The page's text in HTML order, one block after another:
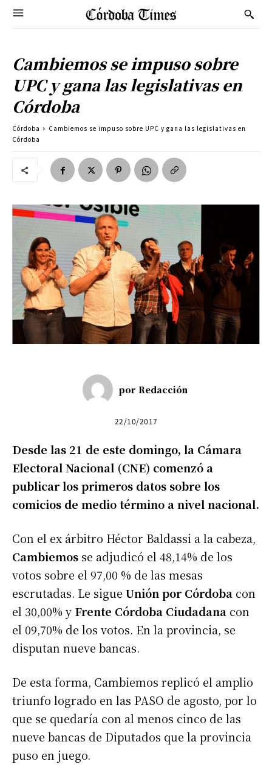
Cambiemos se impuso sobre
UPC y gana las legislativas en
Córdoba
Córdoba
Cambiemos se impuso sobre UPC y gana las legislativas en
Córdoba
por Redacción
22/10/2017
Desde las 21 de este domingo, la Cámara
Electoral Nacional (CNE) comenzó a
publicar los primeros datos sobre los
comicios de medio término a nivel nacional.
Con el ex árbitro Héctor Baldassi a la cabeza,
Cambiemos se adjudicó el 48,14% de los
votos sobre el 97,00 % de las mesas
escrutadas. Le sigue Unión por Córdoba con
el 30,00% y Frente Córdoba Ciudadana con
el 09,70% de los votos. En la provincia, se
disputan nueve bancas.
De esta forma, Cambiemos replicó el amplio
triunfo logrado en las PASO de agosto, por lo
que se quedaría con al menos cinco de las
nueve bancas de Diputados que la provincia
puso en juego.